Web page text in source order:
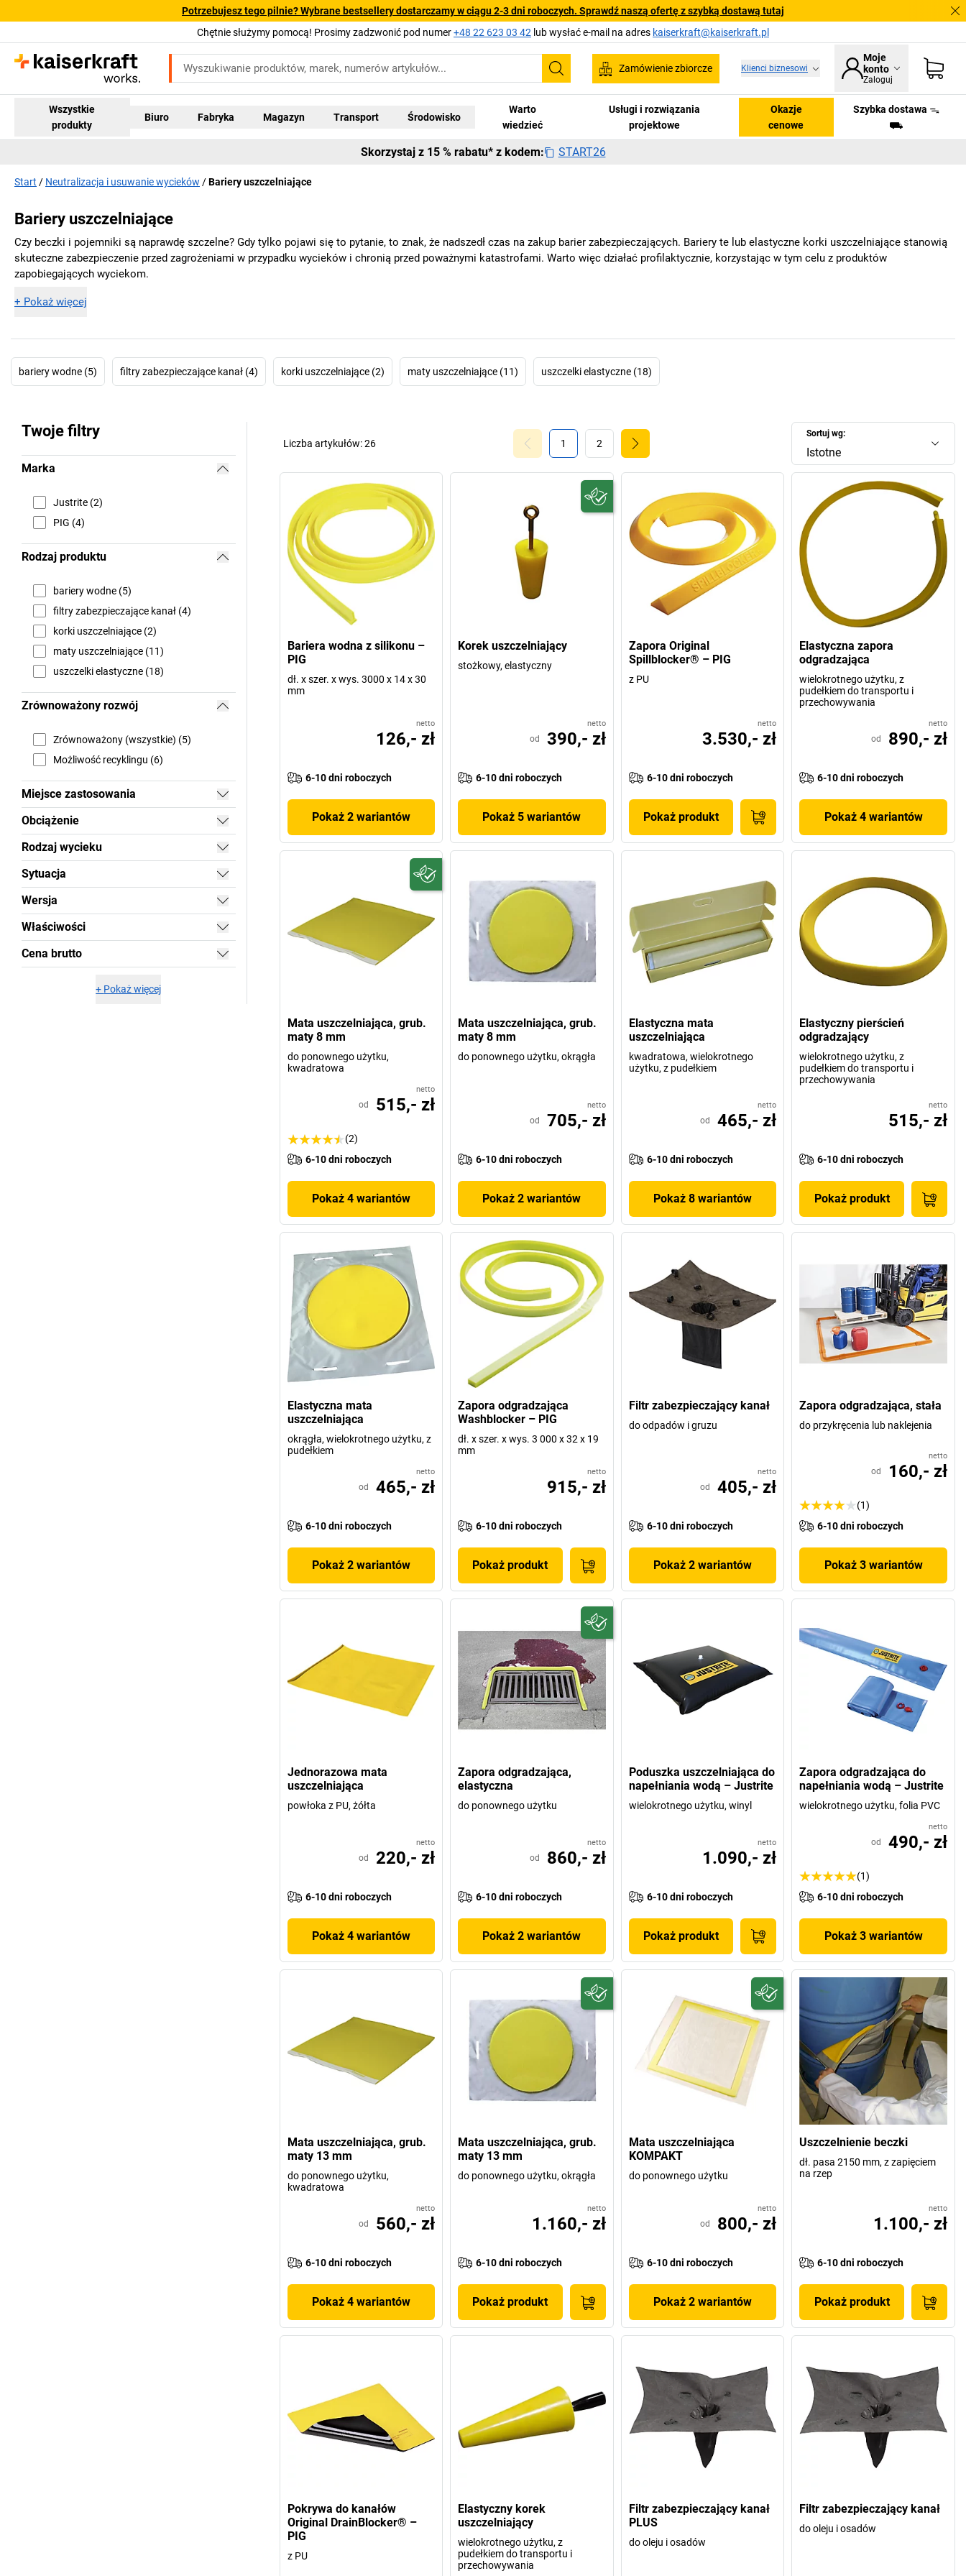
Potrzebujesz tego pilnie? Wybrane bestsellery dostarczamy w ciągu 2-3 dni roboczych. Sprawdź naszą ofertę z szybką dostawą tutaj
Chętnie służymy pomocą! Prosimy zadzwonić pod numer+48 22 623 03 42 lub wysłać e-mail na adres kaiserkraft@kaiserkraft.pl
Szukaj
Zamówienie zbiorcze Klienci biznesowi
Moje
konto
Zaloguj
Wszystkie
produkty
Biuro Fabryka Magazyn Transport Środowisko
Warto
wiedzieć
Usługi i rozwiązania
projektowe
Okazje
cenowe
Szybka dostawa ᯓ
⛟
Skorzystaj z 15 % rabatu* z kodem: START26
Start Neutralizacja i usuwanie wycieków Bariery uszczelniające
Bariery uszczelniające
Czy beczki i pojemniki są naprawdę szczelne? Gdy tylko pojawi się to pytanie, to znak, że nadszedł czas na zakup barier zabezpieczających. Bariery te lub elastyczne korki uszczelniające stanowią
skuteczne zabezpieczenie przed zagrożeniami w przypadku wycieków i chronią przed poważnymi katastrofami. Warto więc działać profilaktycznie, korzystając w tym celu z produktów
zapobiegających wyciekom.
+ Pokaż więcej
bariery wodne (5) filtry zabezpieczające kanał (4) korki uszczelniające (2) maty uszczelniające (11) uszczelki elastyczne (18)
Twoje filtry
Marka
Justrite (2)
PIG (4)
Rodzaj produktu
bariery wodne (5)
filtry zabezpieczające kanał (4)
korki uszczelniające (2)
maty uszczelniające (11)
uszczelki elastyczne (18)
Zrównoważony rozwój
Zrównoważony (wszystkie) (5)
Możliwość recyklingu (6)
Miejsce zastosowania
Obciążenie
Rodzaj wycieku
Sytuacja
Wersja
Właściwości
Cena brutto
+ Pokaż więcej
Sortuj wg:
Istotne
1 2
Liczba artykułów:26
Bariera wodna z silikonu –
PIG
dł. x szer. x wys. 3000 x 14 x 30
mm
netto
126,- zł
6-10 dni roboczych
Pokaż 2 wariantów
Korek uszczelniający
stożkowy, elastyczny
netto
od 390,- zł
6-10 dni roboczych
Pokaż 5 wariantów
Zapora Original
Spillblocker® – PIG
z PU
netto
3.530,- zł
6-10 dni roboczych
Pokaż produkt
Elastyczna zapora
odgradzająca
wielokrotnego użytku, z
pudełkiem do transportu i
przechowywania
netto
od 890,- zł
6-10 dni roboczych
Pokaż 4 wariantów
Mata uszczelniająca, grub.
maty 8 mm
do ponownego użytku,
kwadratowa
netto
od 515,- zł
(2)
6-10 dni roboczych
Pokaż 4 wariantów
Mata uszczelniająca, grub.
maty 8 mm
do ponownego użytku, okrągła
netto
od 705,- zł
6-10 dni roboczych
Pokaż 2 wariantów
Elastyczna mata
uszczelniająca
kwadratowa, wielokrotnego
użytku, z pudełkiem
netto
od 465,- zł
6-10 dni roboczych
Pokaż 8 wariantów
Elastyczny pierścień
odgradzający
wielokrotnego użytku, z
pudełkiem do transportu i
przechowywania
netto
515,- zł
6-10 dni roboczych
Pokaż produkt
Elastyczna mata
uszczelniająca
okrągła, wielokrotnego użytku, z
pudełkiem
netto
od 465,- zł
6-10 dni roboczych
Pokaż 2 wariantów
Zapora odgradzająca
Washblocker – PIG
dł. x szer. x wys. 3 000 x 32 x 19
mm
netto
915,- zł
6-10 dni roboczych
Pokaż produkt
Filtr zabezpieczający kanał
do odpadów i gruzu
netto
od 405,- zł
6-10 dni roboczych
Pokaż 2 wariantów
Zapora odgradzająca, stała
do przykręcenia lub naklejenia
netto
od 160,- zł
(1)
6-10 dni roboczych
Pokaż 3 wariantów
Jednorazowa mata
uszczelniająca
powłoka z PU, żółta
netto
od 220,- zł
6-10 dni roboczych
Pokaż 4 wariantów
Zapora odgradzająca,
elastyczna
do ponownego użytku
netto
od 860,- zł
6-10 dni roboczych
Pokaż 2 wariantów
Poduszka uszczelniająca do
napełniania wodą – Justrite
wielokrotnego użytku, winyl
netto
1.090,- zł
6-10 dni roboczych
Pokaż produkt
Zapora odgradzająca do
napełniania wodą – Justrite
wielokrotnego użytku, folia PVC
netto
od 490,- zł
(1)
6-10 dni roboczych
Pokaż 3 wariantów
Mata uszczelniająca, grub.
maty 13 mm
do ponownego użytku,
kwadratowa
netto
od 560,- zł
6-10 dni roboczych
Pokaż 4 wariantów
Mata uszczelniająca, grub.
maty 13 mm
do ponownego użytku, okrągła
netto
1.160,- zł
6-10 dni roboczych
Pokaż produkt
Mata uszczelniająca
KOMPAKT
do ponownego użytku
netto
od 800,- zł
6-10 dni roboczych
Pokaż 2 wariantów
Uszczelnienie beczki
dł. pasa 2150 mm, z zapięciem
na rzep
netto
1.100,- zł
6-10 dni roboczych
Pokaż produkt
Pokrywa do kanałów
Original DrainBlocker® –
PIG
z PU
Elastyczny korek
uszczelniający
wielokrotnego użytku, z
pudełkiem do transportu i
przechowywania
Filtr zabezpieczający kanał
PLUS
do oleju i osadów
Filtr zabezpieczający kanał
do oleju i osadów